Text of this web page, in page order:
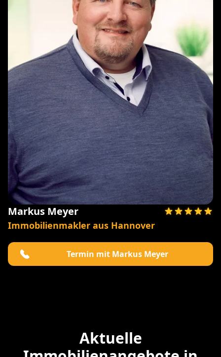
Markus Meyer
Immobilienmakler aus Hannover
Termin mit Markus Meyer
Aktuelle